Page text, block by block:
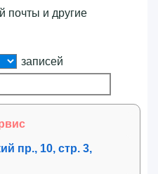
почты и другие
записей
пр., 10, стр. 3,